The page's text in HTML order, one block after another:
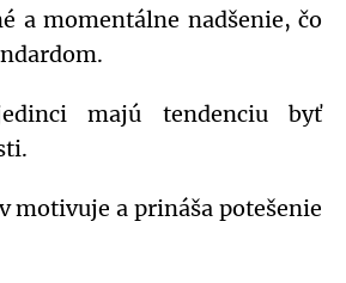
a momentálne nadšenie, čo
majú tendenciu byť
motivuje a prináša potešenie